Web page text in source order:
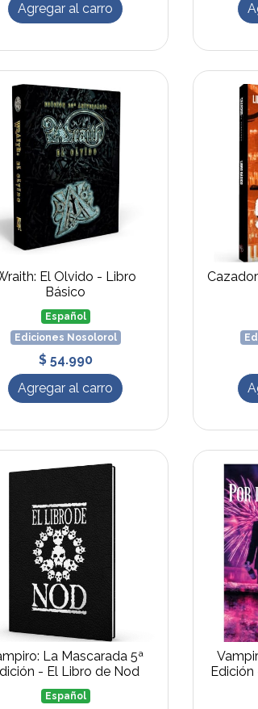
Agregar al carro
El Olvido - Libro
Básico
Español
Ediciones Nosolorol
$ 54.990
Agregar al carro
La Mascarada 5ª
- El Libro de Nod
Español
Edición